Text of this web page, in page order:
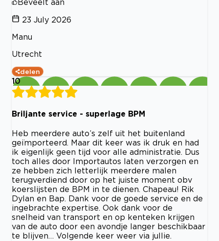
23 July 2026
Manu
Utrecht
delen
10
Briljante service - superlage BPM
Heb meerdere auto’s zelf uit het buitenland
geïmporteerd. Maar dit keer was ik druk en had
ik eigenlijk geen tijd voor alle administratie. Dus
toch alles door Importautos laten verzorgen en
ze hebben zich letterlijk meerdere malen
terugverdiend door op het juiste moment obv
koerslijsten de BPM in te dienen. Chapeau! Rik
Dylan en Bap. Dank voor de goede service en de
ingebrachte expertise. Ook dank voor de
snelheid van transport en op kenteken krijgen
van de auto door een avondje langer beschikbaar
te blijven… Volgende keer weer via jullie.